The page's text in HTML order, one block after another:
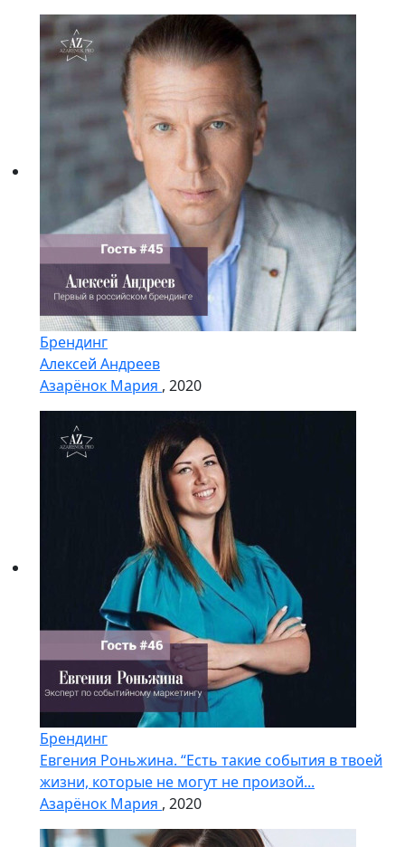
Брендинг
Алексей Андреев
Азарёнок Мария , 2020
Брендинг
Евгения Роньжина. “Есть такие события в твоей
жизни, которые не могут не произой...
Азарёнок Мария , 2020